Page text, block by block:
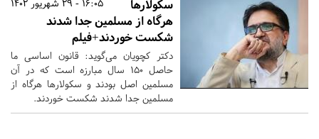
16:05 - 29 شهریور 1402
سکولارها
هرگاه از مسلمین جدا شدند
شکست خوردند+فیلم
دکتر کچویان می‌گوید: قانون اساسی ما
حاصل 150 سال مبارزه است که در آن
مسلمین اصل بودند و سکولارها هرگاه از
مسلمین جدا شدند شکست خوردند.